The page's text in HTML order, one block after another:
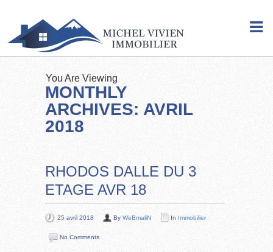
You Are Viewing
MONTHLY
ARCHIVES: AVRIL
2018
RHODOS DALLE DU 3
ETAGE AVR 18
25 avril 2018 By WeBmaliN In Immobilier
No Comments